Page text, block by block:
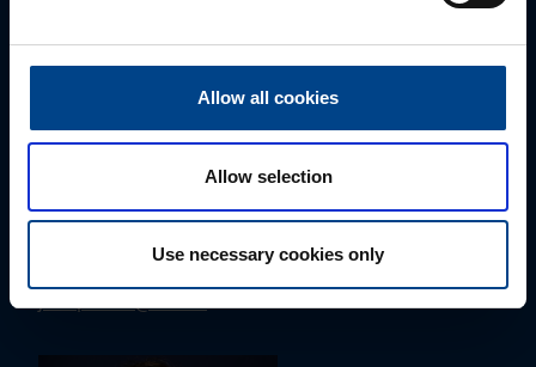
Allow all cookies
Allow selection
Use necessary cookies only
Jussi Pernaa
jussi.pernaa@utu.eu